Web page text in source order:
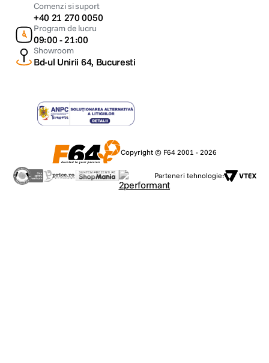
Comenzi si suport
+40 21 270 0050
Program de lucru
09:00 - 21:00
Showroom
Bd-ul Unirii 64, Bucuresti
Copyright © F64 2001 - 2026
Parteneri tehnologie: